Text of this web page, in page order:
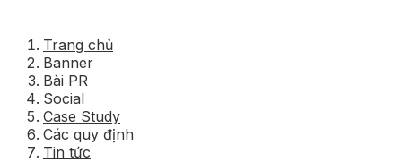
Trang chủ
Banner
Bài PR
Social
Case Study
Các quy định
Tin tức